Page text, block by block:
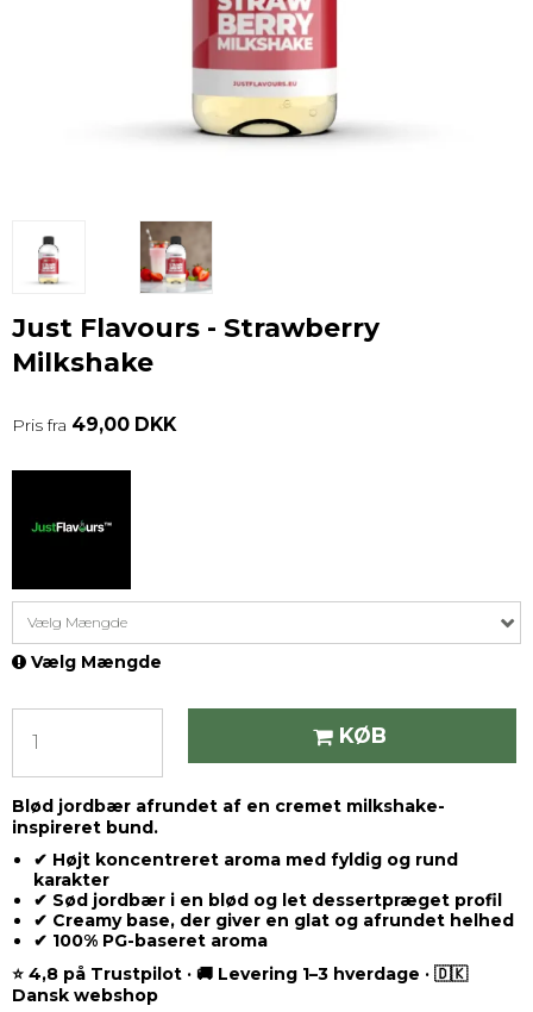
Just Flavours - Strawberry
Milkshake
Pris fra 49,00 DKK
Vælg Mængde
Vælg Mængde
KØB
Blød jordbær afrundet af en cremet milkshake-
inspireret bund.
✔ Højt koncentreret aroma med fyldig og rund
karakter
✔ Sød jordbær i en blød og let dessertpræget profil
✔ Creamy base, der giver en glat og afrundet helhed
✔ 100% PG-baseret aroma
⭐ 4,8 på Trustpilot · 🚚 Levering 1–3 hverdage · 🇩🇰
Dansk webshop